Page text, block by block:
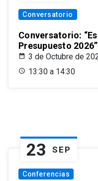
Conversatorio
Conversatorio:
Presupuesto 2026”
3 de Octubre de
13:30 a 14:30
23 SEP
Conferencias